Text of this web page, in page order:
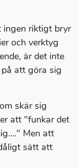
ingen riktigt bryr
och verktyg
är det inte
att göra sig
skär sig
att "funkar det
Men att
sätt att